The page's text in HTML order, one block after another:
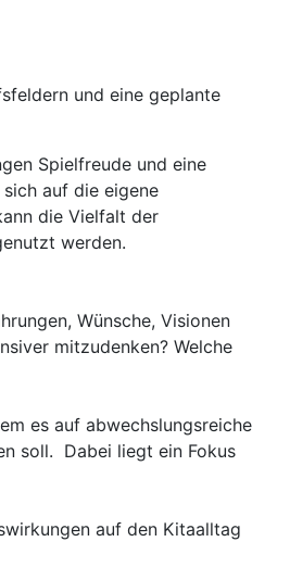
und eine geplante
Spielfreude und eine
auf die eigene
die Vielfalt der
werden.
Wünsche, Visionen
mitzudenken? Welche
es auf abwechslungsreiche
soll. Dabei liegt ein Fokus
auf den Kitaalltag